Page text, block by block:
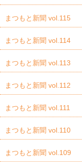
まつもと新聞 vol.115
まつもと新聞 vol.114
まつもと新聞 vol.113
まつもと新聞 vol.112
まつもと新聞 vol.111
まつもと新聞 vol.110
まつもと新聞 vol.109